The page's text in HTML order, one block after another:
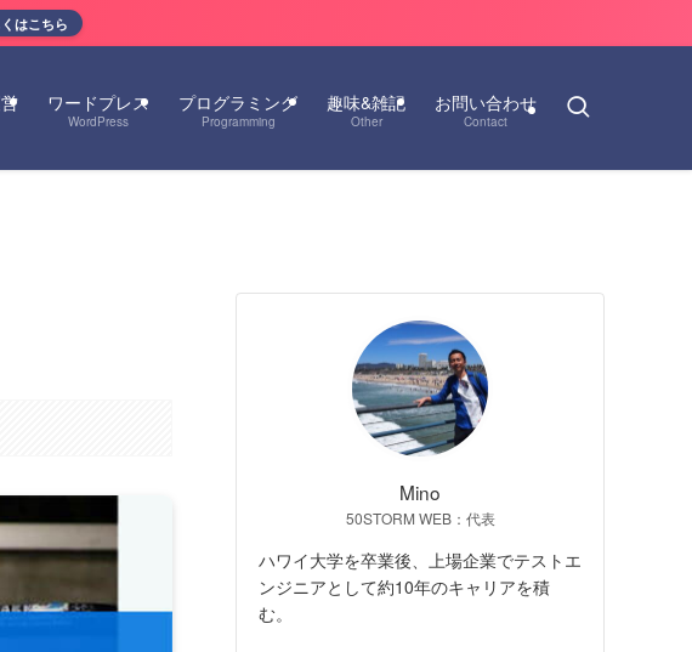
はこちら
ワードプレス
WordPress
プログラミング
Programming
趣味&雑記
Other
お問い合わせ
Contact
Mino
50STORM WEB：代表
ハワイ大学を卒業後、上場企業でテストエ
ンジニアとして約10年のキャリアを積
む。